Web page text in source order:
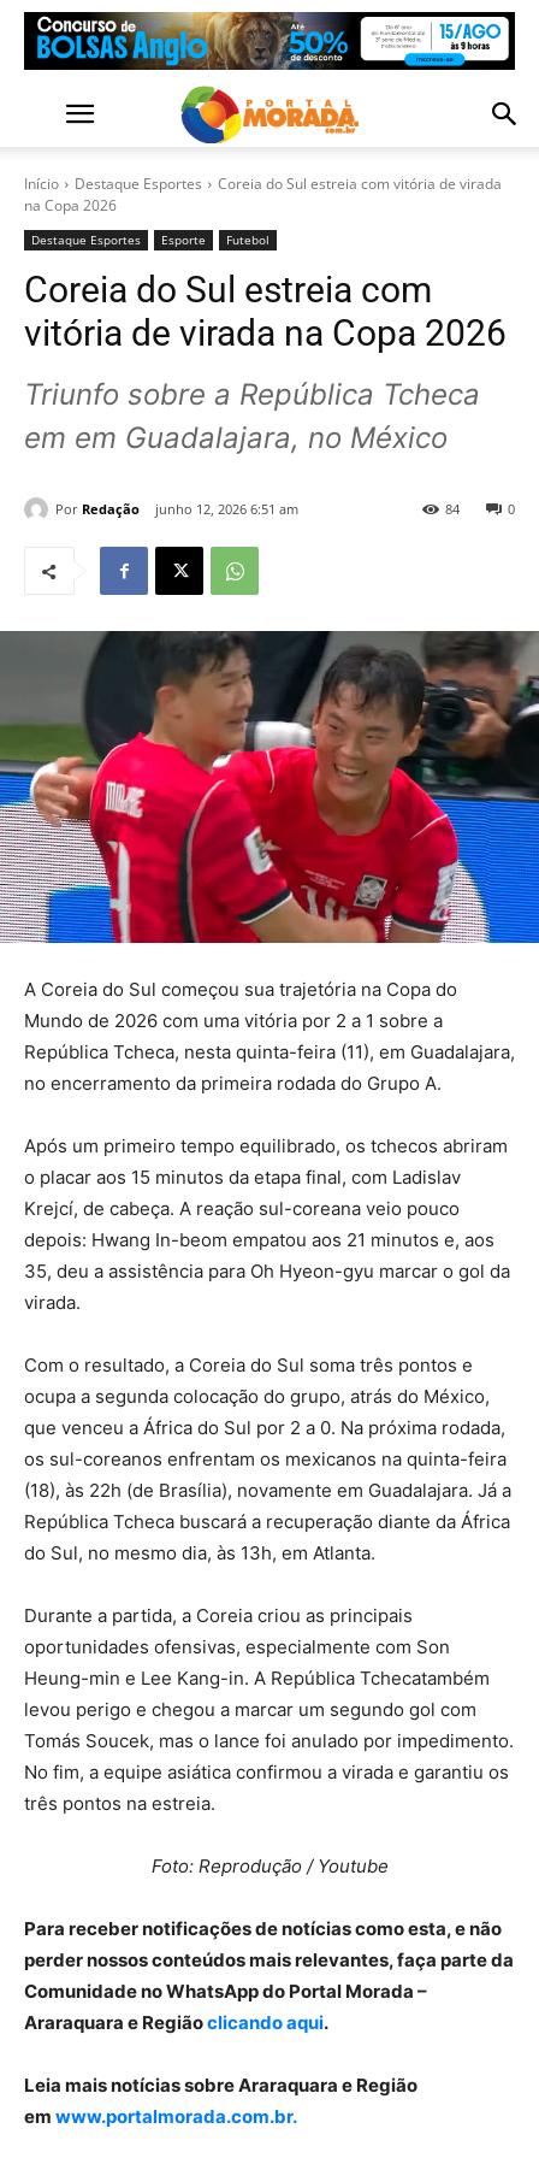
Início Destaque Esportes
Coreia do Sul estreia com vitória de virada
na Copa 2026
Destaque Esportes Esporte Futebol
Coreia do Sul estreia com
vitória de virada na Copa 2026
Triunfo sobre a República Tcheca
em em Guadalajara, no México
Por Redação junho 12, 2026 6:51 am 0
84
A Coreia do Sul começou sua trajetória na Copa do
Mundo de 2026 com uma vitória por 2 a 1 sobre a
República Tcheca, nesta quinta-feira (11), em Guadalajara,
no encerramento da primeira rodada do Grupo A.
Após um primeiro tempo equilibrado, os tchecos abriram
o placar aos 15 minutos da etapa final, com Ladislav
Krejcí, de cabeça. A reação sul-coreana veio pouco
depois: Hwang In-beom empatou aos 21 minutos e, aos
35, deu a assistência para Oh Hyeon-gyu marcar o gol da
virada.
Com o resultado, a Coreia do Sul soma três pontos e
ocupa a segunda colocação do grupo, atrás do México,
que venceu a África do Sul por 2 a 0. Na próxima rodada,
os sul-coreanos enfrentam os mexicanos na quinta-feira
(18), às 22h (de Brasília), novamente em Guadalajara. Já a
República Tcheca buscará a recuperação diante da África
do Sul, no mesmo dia, às 13h, em Atlanta.
Durante a partida, a Coreia criou as principais
oportunidades ofensivas, especialmente com Son
Heung-min e Lee Kang-in. A República Tchecatambém
levou perigo e chegou a marcar um segundo gol com
Tomás Soucek, mas o lance foi anulado por impedimento.
No fim, a equipe asiática confirmou a virada e garantiu os
três pontos na estreia.
Foto: Reprodução / Youtube
Para receber notificações de notícias como esta, e não
perder nossos conteúdos mais relevantes, faça parte da
Comunidade no WhatsApp do Portal Morada –
Araraquara e Regiãoclicando aqui.
Leia mais notícias sobre Araraquara e Região
em www.portalmorada.com.br.